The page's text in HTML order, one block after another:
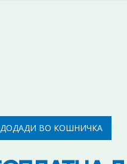
ДОДАДИ ВО КОШНИЧКА